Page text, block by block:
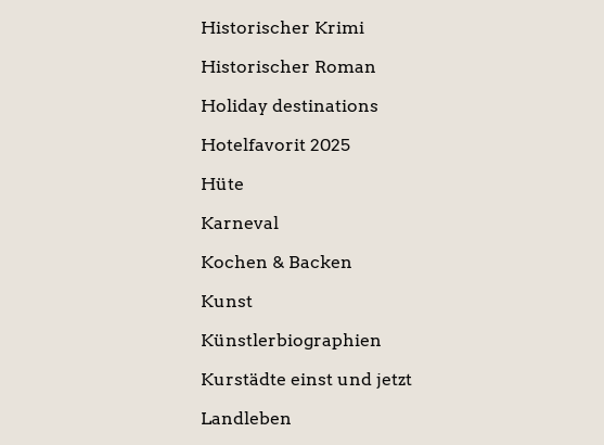
Historischer Krimi
Historischer Roman
Holiday destinations
Hotelfavorit 2025
Hüte
Karneval
Kochen & Backen
Kunst
Künstlerbiographien
Kurstädte einst und jetzt
Landleben